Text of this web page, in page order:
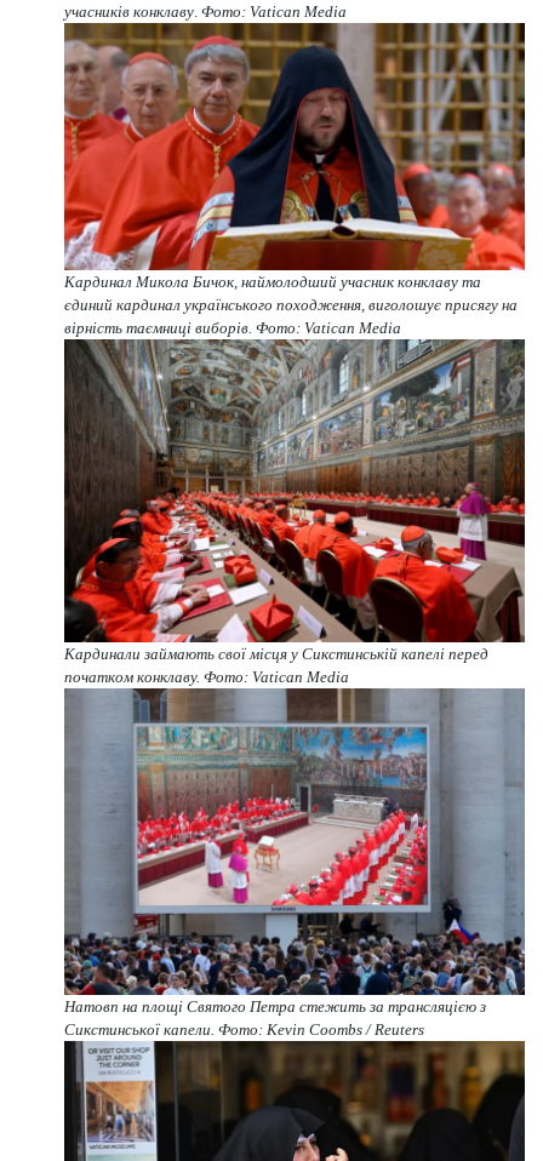
учасників конклаву. Фото: Vatican Media
Кардинал Микола Бичок, наймолодший учасник конклаву та
єдиний кардинал українського походження, виголошує присягу на
вірність таємниці виборів. Фото: Vatican Media
Кардинали займають свої місця у Сикстинській капелі перед
початком конклаву. Фото: Vatican Media
Натовп на площі Святого Петра стежить за трансляцією з
Сикстинської капели. Фото: Kevin Coombs / Reuters